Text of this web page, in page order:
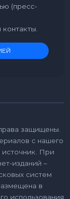
(пресс-
защищены.
с нашего
источник. При
изданий –
систем
в
использования